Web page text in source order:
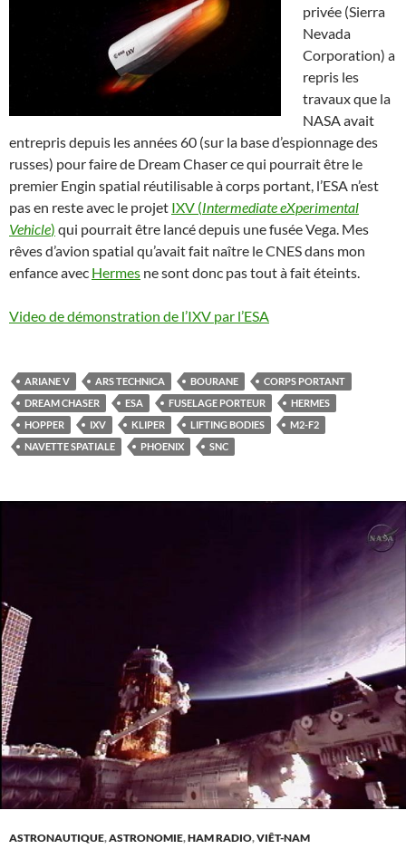
privée (Sierra
Nevada
Corporation) a
repris les
travaux que la
NASA avait
entrepris depuis les années 60 (sur la base d’espionnage des
russes) pour faire de Dream Chaser ce qui pourrait être le
premier Engin spatial réutilisable à corps portant, l’ESA n’est
pas en reste avec le projet IXV (Intermediate eXperimental
Vehicle) qui pourrait être lancé depuis une fusée Vega. Mes
rêves d’avion spatial qu’avait fait naître le CNES dans mon
enfance avec Hermes ne sont donc pas tout à fait éteints.
Video de démonstration de l’IXV par l’ESA
ARIANE V ARS TECHNICA BOURANE
CORPS PORTANT
DREAM CHASER
ESA FUSELAGE PORTEUR
HERMES
HOPPER
IXV KLIPER LIFTING BODIES
M2-F2
NAVETTE SPATIALE
PHOENIX SNC
ASTRONAUTIQUE,ASTRONOMIE,HAM RADIO,VIÊT-NAM